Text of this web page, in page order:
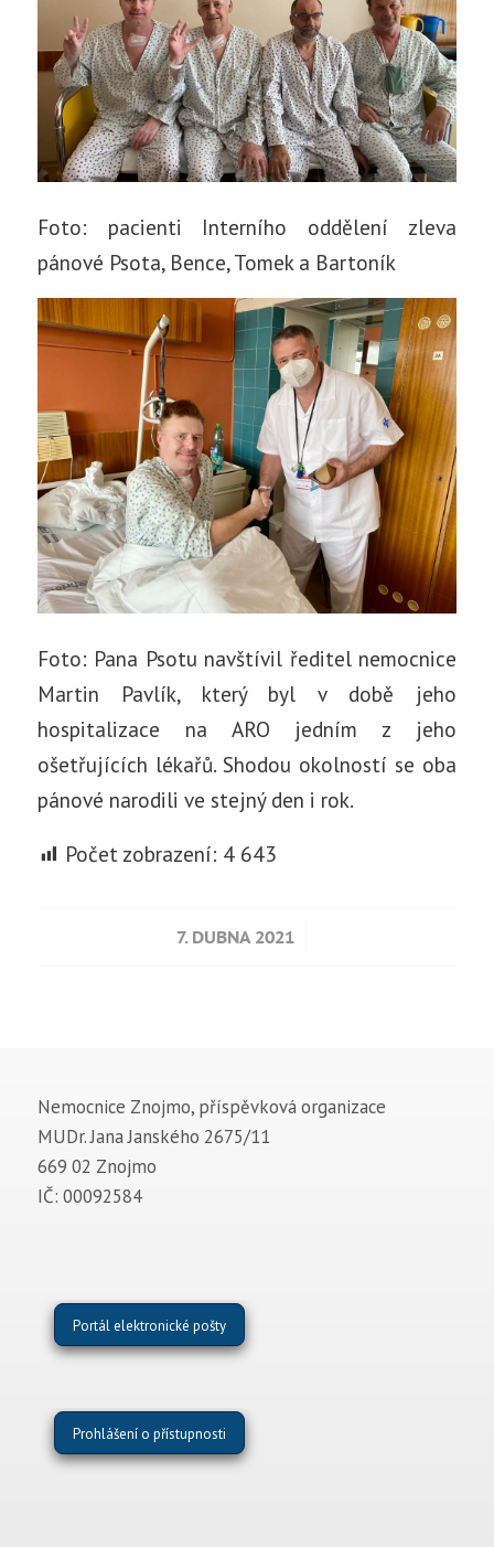
Foto: pacienti Interního oddělení zleva
pánové Psota, Bence, Tomek a Bartoník
Foto: Pana Psotu navštívil ředitel nemocnice
Martin Pavlík, který byl v době jeho
hospitalizace na ARO jedním z jeho
ošetřujících lékařů. Shodou okolností se oba
pánové narodili ve stejný den i rok.
Počet zobrazení: 4 643
7. DUBNA 2021
/
Nemocnice Znojmo, příspěvková organizace
MUDr. Jana Janského 2675/11
669 02 Znojmo
IČ: 00092584
Portál elektronické pošty
Prohlášení o přístupnosti